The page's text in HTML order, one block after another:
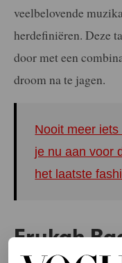
veelbelovende
herdefiniëren. Deze
door met een
droom na te jagen.
Nooit meer
je nu aan voor
het laatste
Erykah